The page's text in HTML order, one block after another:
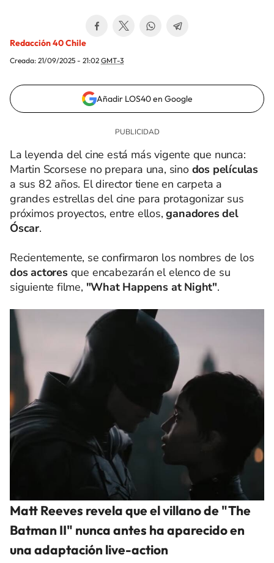
Redacción 40 Chile
Creada: 21/09/2025 - 21:02 GMT-3
Añadir LOS40 en Google
La leyenda del cine está más vigente que nunca:
Martin Scorsese no prepara una, sino dos películas
a sus 82 años. El director tiene en carpeta a
grandes estrellas del cine para protagonizar sus
próximos proyectos, entre ellos,ganadores del
Óscar.
Recientemente, se confirmaron los nombres de los
dos actoresque encabezarán el elenco de su
siguiente filme, "What Happens at Night".
Matt Reeves revela que el villano de "The
Batman II" nunca antes ha aparecido en
una adaptación live-action